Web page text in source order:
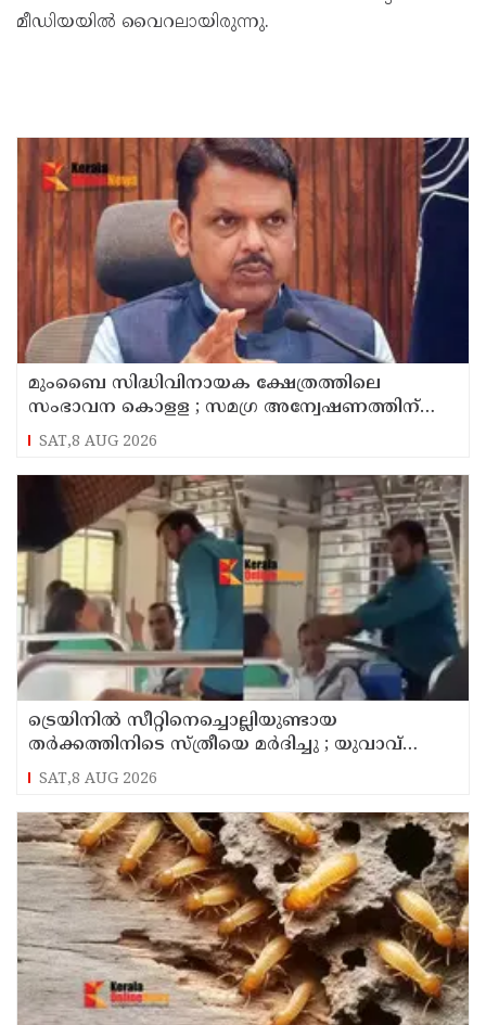
മീഡിയയില്‍ വൈറലായിരുന്നു.
മുംബൈ സിദ്ധിവിനായക ക്ഷേത്രത്തിലെ
സംഭാവന കൊളള ; സമഗ്ര അന്വേഷണത്തിന്
ഉത്തരവിട്ട് മുഖ്യമന്ത്രി ദേവേന്ദ്ര ഫഡ്‌നാവിസ്
SAT,8 AUG 2026
ട്രെയിനിൽ സീറ്റിനെച്ചൊല്ലിയുണ്ടായ
തർക്കത്തിനിടെ സ്ത്രീയെ മർദിച്ചു ; യുവാവ്
അറസ്റ്റിൽ
SAT,8 AUG 2026